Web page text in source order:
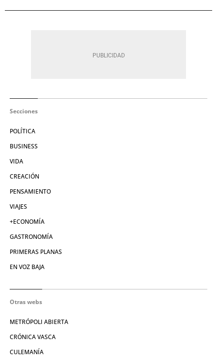
Secciones
POLÍTICA
BUSINESS
VIDA
CREACIÓN
PENSAMIENTO
VIAJES
+ECONOMÍA
GASTRONOMÍA
PRIMERAS PLANAS
EN VOZ BAJA
Otras webs
METRÓPOLI ABIERTA
CRÓNICA VASCA
CULEMANÍA